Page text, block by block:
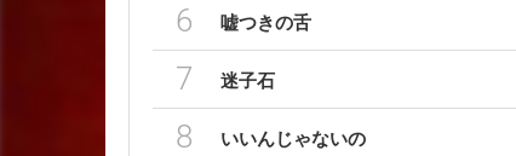
6 嘘つきの舌
7 迷子石
8 いいんじゃないの